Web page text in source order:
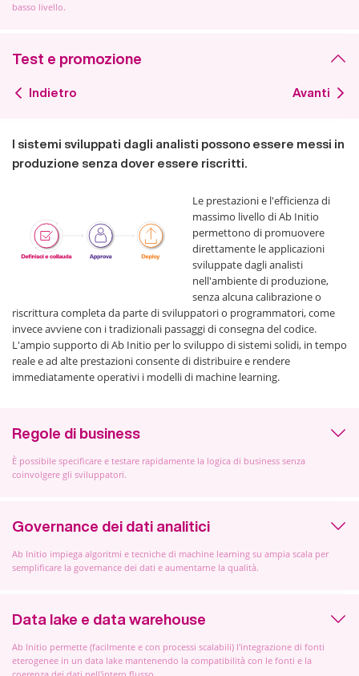
basso livello.
Test e promozione
Indietro Avanti
I sistemi sviluppati dagli analisti possono essere messi in
produzione senza dover essere riscritti.
Le prestazioni e l'efficienza di
massimo livello di Ab Initio
permettono di promuovere
direttamente le applicazioni
sviluppate dagli analisti
nell'ambiente di produzione,
senza alcuna calibrazione o
riscrittura completa da parte di sviluppatori o programmatori, come
invece avviene con i tradizionali passaggi di consegna del codice.
L'ampio supporto di Ab Initio per lo sviluppo di sistemi solidi, in tempo
reale e ad alte prestazioni consente di distribuire e rendere
immediatamente operativi i modelli di machine learning.
Regole di business
È possibile specificare e testare rapidamente la logica di business senza
coinvolgere gli sviluppatori.
Governance dei dati analitici
Ab Initio impiega algoritmi e tecniche di machine learning su ampia scala per
semplificare la governance dei dati e aumentarne la qualità.
Data lake e data warehouse
Ab Initio permette (facilmente e con processi scalabili) l'integrazione di fonti
eterogenee in un data lake mantenendo la compatibilità con le fonti e la